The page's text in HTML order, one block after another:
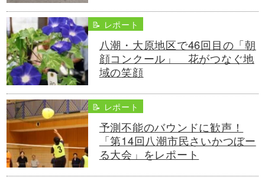
📝 レポート
八潮・大原地区で46回目の「朝
顔コンクール」 花がつなぐ地
域の笑顔
📝 レポート
予測不能のバウンドに歓声！
「第14回八潮市民さいかつぼー
る大会」をレポート